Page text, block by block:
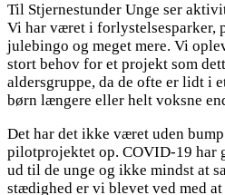
Til Stjernestunder Unge ser
Vi har været i forlystelsesparker,
julebingo og meget mere. Vi
stort behov for et projekt som
aldersgruppe, da de ofte er lidt i
børn længere eller helt voksne
Det har det ikke været uden
pilotprojektet op. COVID-19 har
ud til de unge og ikke mindst at
stædighed er vi blevet ved med